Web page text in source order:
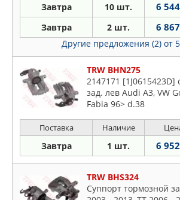
Завтра 10 шт. 6
Завтра 2 шт. 6
Другие предложения (2) от
TRW BHN275
2147171 [1J0615423D]
зад. лев Audi A3, VW
Fabia 96> d.38
Поставка Наличие
Завтра 1 шт. 6
TRW BHS324
Суппорт тормозной